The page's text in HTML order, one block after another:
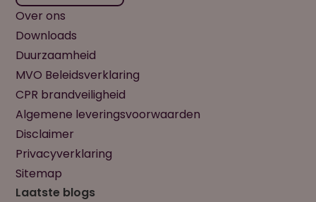
Over ons
Downloads
Duurzaamheid
MVO Beleidsverklaring
CPR brandveiligheid
Algemene leveringsvoorwaarden
Disclaimer
Privacyverklaring
Sitemap
Laatste blogs